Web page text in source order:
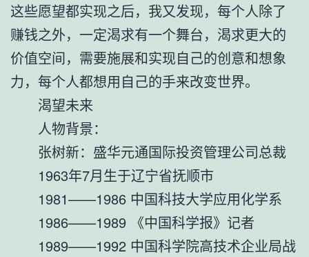
这些愿望都实现之后，我又发现，每个人除了
赚钱之外，一定渴求有一个舞台，渴求更大的
价值空间，需要施展和实现自己的创意和想象
力，每个人都想用自己的手来改变世界。
渴望未来
人物背景：
张树新：盛华元通国际投资管理公司总裁
1963年7月生于辽宁省抚顺市
1981——1986 中国科技大学应用化学系
1986——1989 《中国科学报》记者
1989——1992 中国科学院高技术企业局战